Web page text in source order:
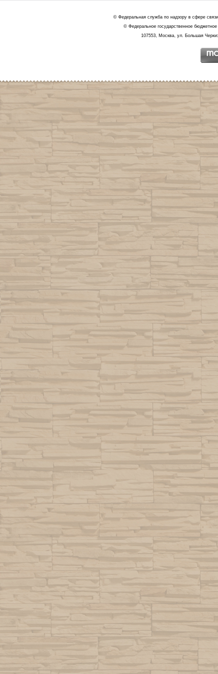
© Федеральная служба по надзору в сфере
© Федеральное государственное
107553, Москва, ул. Большая